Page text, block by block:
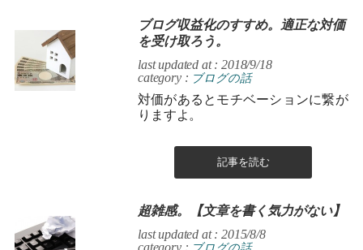
ブログ収益化のすすめ。適正な対価
を受け取ろう。
last updated at : 2018/9/18
category : ブログの話
対価があるとモチベーションに繋が
りますよ。
記事を読む
超雑感。【文章を書く気力がない】
last updated at : 2015/8/8